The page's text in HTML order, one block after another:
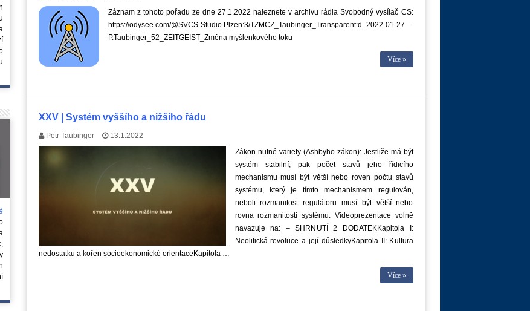
Záznam z tohoto pořadu ze dne 27.1.2022 naleznete v archivu rádia Svobodný vysílač CS:
https://odysee.com/@SVCS-Studio.Plzen:3/TZMCZ_Taubinger_Transparent:d 2022-01-27 –
P.Taubinger_52_ZEITGEIST_Změna myšlenkového toku
Více »
XXV | Systém vyššího a nižšího řádu
Petr Taubinger
13.1.2022
Zákon nutné variety (Ashbyho zákon): Jestliže má být
systém stabilní, pak počet stavů jeho řídicího
mechanismu musí být větší nebo roven počtu stavů
systému, který je tímto mechanismem regulován,
neboli rozmanitost regulátoru musí být větší nebo
rovna rozmanitosti systému. Videoprezentace volně
navazuje na: – SHRNUTÍ 2 DODATEKKapitola I:
Neolitická revoluce a její důsledkyKapitola II: Kultura
nedostatku a kořen socioekonomické orientaceKapitola …
Více »